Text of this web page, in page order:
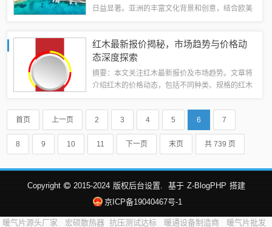
日益显著。亚洲的丰富文化背景和创意，结合欧美
展现了文化的多样性，也促进了创意的碰撞与...
红木最新报价揭秘，市场趋势与价格动
态深度探索
摘要：本文关注红木最新报价及市场趋势。文章将
介绍红木的价格动态，包括不同种类、规格的红木
过了解市场动态，消费者可以更加明智地选择购买
红木产品。本文旨在提供有关红木报价的实用...
首页 上一页 2 3 4 5 6 7
8 9 10 11 下一页 末页 共 739 页
Copyright 2015-2024 版权后台设置. 基于 Z-BlogPHP 搭建
京ICP备19040467号-1
暖气片源头厂家 宏硕散热器 抗压测试达标 暖通设备制造商 暖气片批发